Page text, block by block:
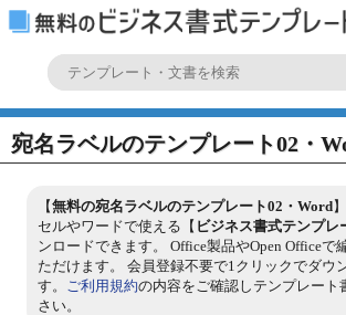
宛名ラベルのテンプレート02・
【無料の宛名ラベルのテンプレート02・Word
セルやワードで使える【 ビジネス書式テンプレ
ンロードできます。 Office製品やOpen Officeで
ただけます。 会員登録不要で1クリックでダウ
す。 ご利用規約の内容をご確認しテンプレート
さい。